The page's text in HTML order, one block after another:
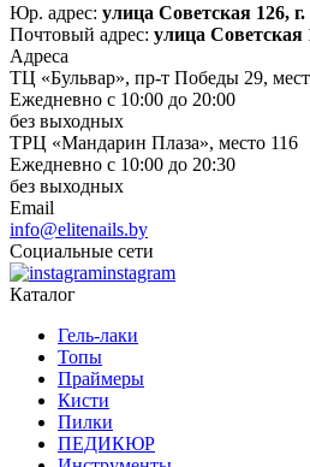
Юр. адрес: улица Советская 126,
Почтовый адрес: улица Советская
Адреса
ТЦ «Бульвар», пр-т Победы 29,
Ежедневно с 10:00 до 20:00
без выходных
ТРЦ «Мандарин Плаза», место 116
Ежедневно с 10:00 до 20:30
без выходных
Email
info@elitenails.by
Социальные сети
instagram
Каталог
Гель-лаки
Топы
Праймеры
Кисти
Пилки
ПЕДИКЮР